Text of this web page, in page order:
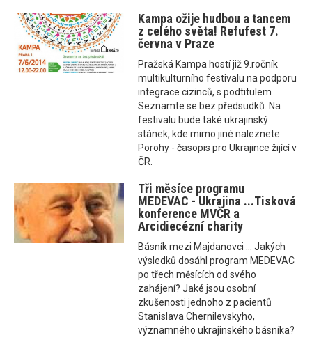
Kampa ožije hudbou a tancem
z celého světa! Refufest 7.
června v Praze
Pražská Kampa hostí již 9.ročník
multikulturního festivalu na podporu
integrace cizinců, s podtitulem
Seznamte se bez předsudků. Na
festivalu bude také ukrajinský
stánek, kde mimo jiné naleznete
Porohy - časopis pro Ukrajince žijící v
ČR.
Tři měsíce programu
MEDEVAC - Ukrajina ...Tisková
konference MVČR a
Arcidiecézní charity
Básník mezi Majdanovci ... Jakých
výsledků dosáhl program MEDEVAC
po třech měsících od svého
zahájení? Jaké jsou osobní
zkušenosti jednoho z pacientů
Stanislava Chernilevskyho,
významného ukrajinského básníka?